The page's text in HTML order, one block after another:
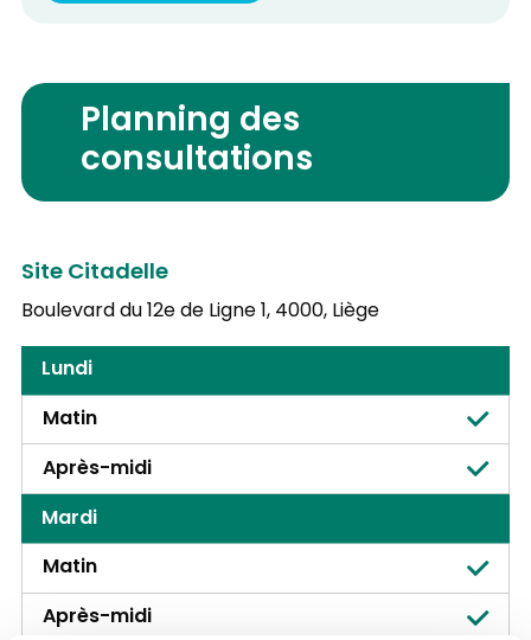
Planning des
consultations
Site Citadelle
Boulevard du 12e de Ligne 1,4000, Liège
Lundi
Matin
Après-midi
Mardi
Matin
Après-midi